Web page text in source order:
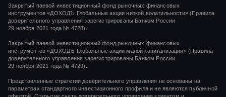
Закрытый паевой инвестиционный фонд рыночных финансовых
инструментов«ДОХОДЪ Глобальные акции низкой волатильности»(Правила
доверительного управления зарегистрированы Банком России
29 ноября 2021 года № 4728).
Закрытый паевой инвестиционный фонд рыночных финансовых
инструментов«ДОХОДЪ Глобальные акции малой капитализации»(Правила
доверительного управления зарегистрированы Банком России
29 ноября 2021 года № 4729).
Представленные стратегии доверительного управления не основаны на
параметрах стандартного инвестиционного профиля и не являются публичной